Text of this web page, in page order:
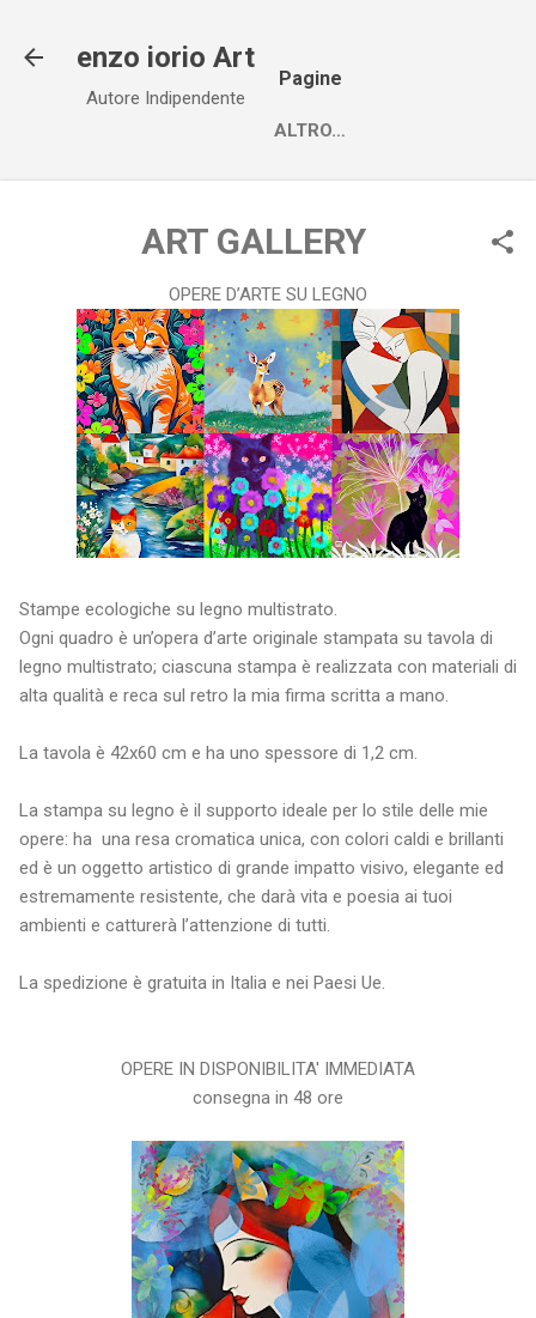
enzo iorio Art
Autore Indipendente
Pagine
ALTRO…
ART GALLERY
OPERE D’ARTE SU LEGNO
Stampe ecologiche su legno multistrato.
Ogni quadro è un’opera d’arte originale stampata su tavola di
legno multistrato; ciascuna stampa è realizzata con materiali di
alta qualità e reca sul retro la mia firma scritta a mano.
La tavola è 42x60 cm e ha uno spessore di 1,2 cm.
La stampa su legno è il supporto ideale per lo stile delle mie
opere: ha una resa cromatica unica, con colori caldi e brillanti
ed è un oggetto artistico di grande impatto visivo, elegante ed
estremamente resistente, che darà vita e poesia ai tuoi
ambienti e catturerà l’attenzione di tutti.
La spedizione è gratuita in Italia e nei Paesi Ue.
OPERE IN DISPONIBILITA' IMMEDIATA
consegna in 48 ore